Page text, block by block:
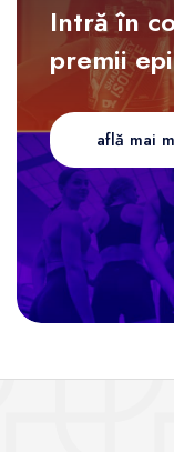
Intră în
premii
află mai